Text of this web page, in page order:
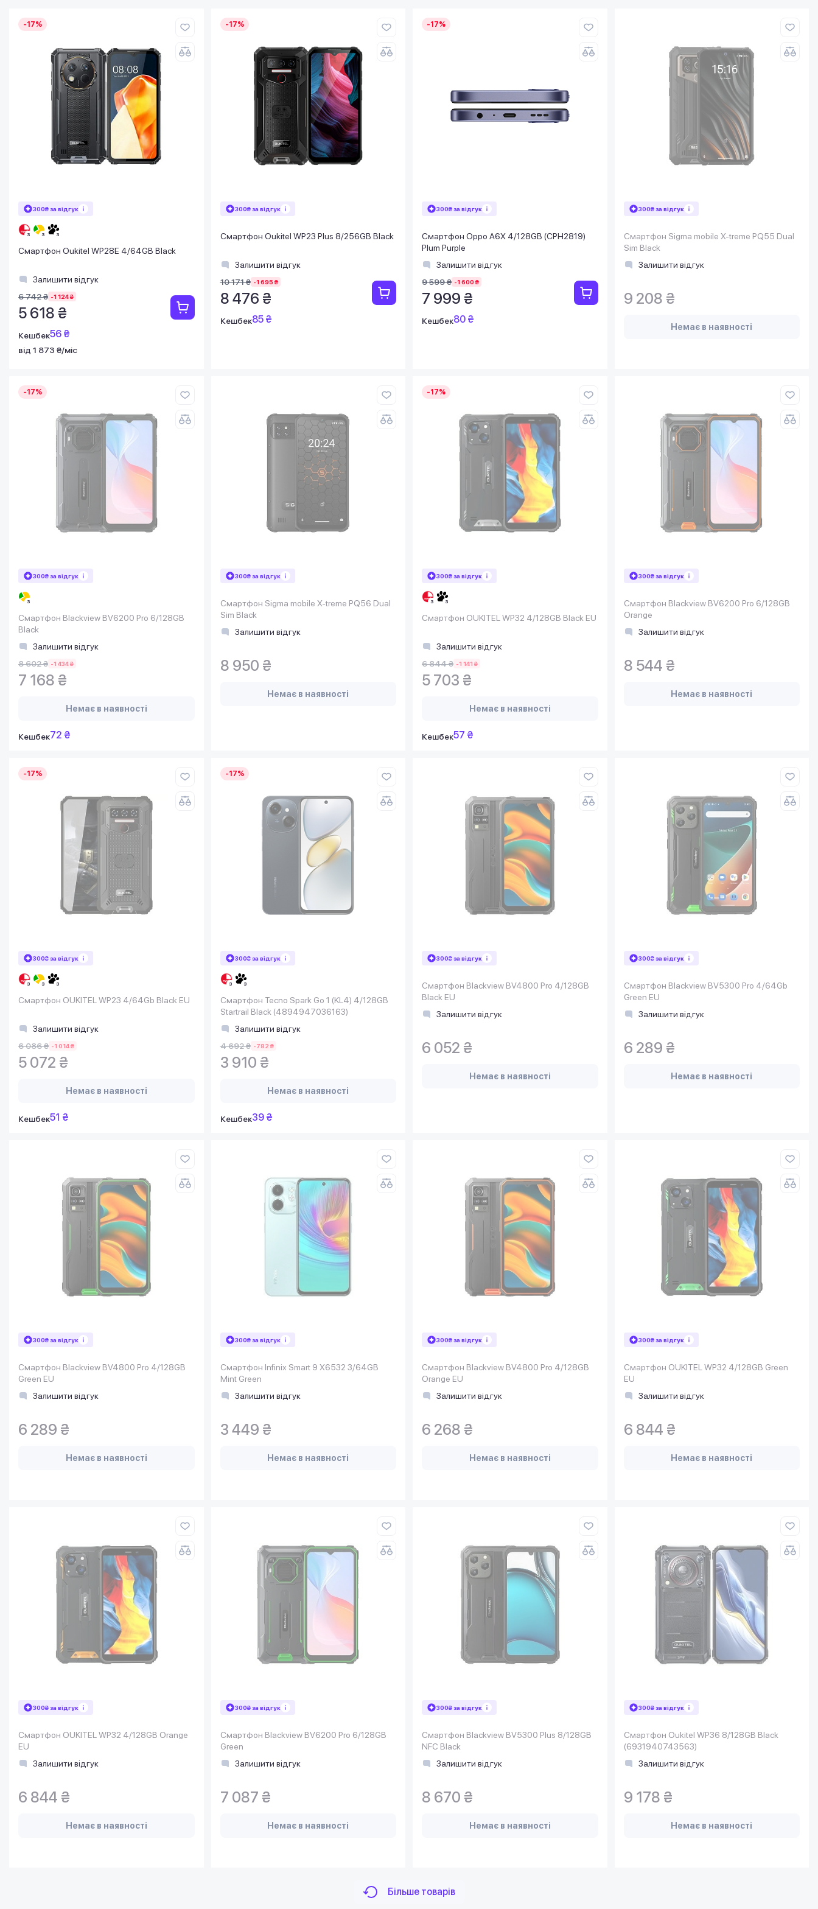
-17%
300₴ за відгук
Смартфон Oukitel WP28E 4/64GB Black
Залишити відгук
6 742 ₴ -1 124 ₴
5 618 ₴
Кешбек56 ₴
від 1 873 ₴/міс
-17%
300₴ за відгук
Смартфон Oukitel WP23 Plus 8/256GB Black
Залишити відгук
10 171 ₴ -1 695 ₴
8 476 ₴
Кешбек85 ₴
-17%
300₴ за відгук
Смартфон Oppo A6X 4/128GB (CPH2819)
Plum Purple
Залишити відгук
9 599 ₴ -1 600 ₴
7 999 ₴
Кешбек80 ₴
300₴ за відгук
Смартфон Sigma mobile X-treme PQ55 Dual
Sim Black
Залишити відгук
9 208 ₴
Немає в наявності
-17%
300₴ за відгук
Смартфон Blackview BV6200 Pro 6/128GB
Black
Залишити відгук
8 602 ₴ -1 434 ₴
7 168 ₴
Немає в наявності
Кешбек72 ₴
300₴ за відгук
Смартфон Sigma mobile X-treme PQ56 Dual
Sim Black
Залишити відгук
8 950 ₴
Немає в наявності
-17%
300₴ за відгук
Смартфон OUKITEL WP32 4/128GB Black EU
Залишити відгук
6 844 ₴ -1 141 ₴
5 703 ₴
Немає в наявності
Кешбек57 ₴
300₴ за відгук
Смартфон Blackview BV6200 Pro 6/128GB
Orange
Залишити відгук
8 544 ₴
Немає в наявності
-17%
300₴ за відгук
Смартфон OUKITEL WP23 4/64Gb Black EU
Залишити відгук
6 086 ₴ -1 014 ₴
5 072 ₴
Немає в наявності
Кешбек51 ₴
-17%
300₴ за відгук
Смартфон Tecno Spark Go 1 (KL4) 4/128GB
Startrail Black (4894947036163)
Залишити відгук
4 692 ₴ -782 ₴
3 910 ₴
Немає в наявності
Кешбек39 ₴
300₴ за відгук
Смартфон Blackview BV4800 Pro 4/128GB
Black EU
Залишити відгук
6 052 ₴
Немає в наявності
300₴ за відгук
Смартфон Blackview BV5300 Pro 4/64Gb
Green EU
Залишити відгук
6 289 ₴
Немає в наявності
300₴ за відгук
Смартфон Blackview BV4800 Pro 4/128GB
Green EU
Залишити відгук
6 289 ₴
Немає в наявності
300₴ за відгук
Смартфон Infinix Smart 9 X6532 3/64GB
Mint Green
Залишити відгук
3 449 ₴
Немає в наявності
300₴ за відгук
Смартфон Blackview BV4800 Pro 4/128GB
Orange EU
Залишити відгук
6 268 ₴
Немає в наявності
300₴ за відгук
Смартфон OUKITEL WP32 4/128GB Green
EU
Залишити відгук
6 844 ₴
Немає в наявності
300₴ за відгук
Смартфон OUKITEL WP32 4/128GB Orange
EU
Залишити відгук
6 844 ₴
Немає в наявності
300₴ за відгук
Смартфон Blackview BV6200 Pro 6/128GB
Green
Залишити відгук
7 087 ₴
Немає в наявності
300₴ за відгук
Смартфон Blackview BV5300 Plus 8/128GB
NFC Black
Залишити відгук
8 670 ₴
Немає в наявності
300₴ за відгук
Смартфон Oukitel WP36 8/128GB Black
(6931940743563)
Залишити відгук
9 178 ₴
Немає в наявності
Більше товарів